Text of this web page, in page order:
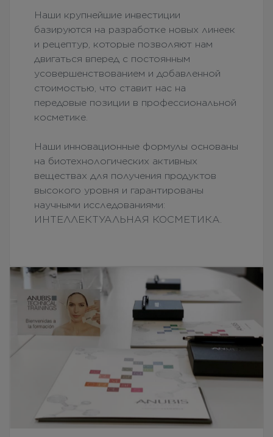
Наши крупнейшие инвестиции
базируются на разработке новых линеек
и рецептур, которые позволяют нам
двигаться вперед с постоянным
усовершенствованием и добавленной
стоимостью, что ставит нас на
передовые позиции в профессиональной
косметике.
Наши инновационные формулы основаны
на биотехнологических активных
веществах для получения продуктов
высокого уровня и гарантированы
научными исследованиями:
ИНТЕЛЛЕКТУАЛЬНАЯ КОСМЕТИКА.